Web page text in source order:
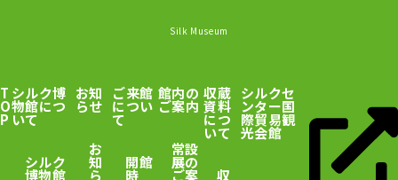
Silk Museum
T
O
P
シルク博
物館につ
いて
シルク
博物館
お知
らせ
お
知
ら
ご来館
につい
て
開館
時
館内の
ご案内
常設
展の
ご案
収蔵
資料
につ
いて
収
シルクセ
ンター国
際貿易観
光会館